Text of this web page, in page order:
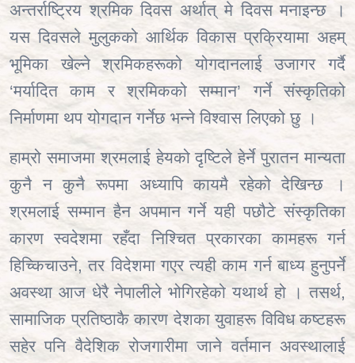
अन्तर्राष्ट्रिय श्रमिक दिवस अर्थात् मे दिवस मनाइन्छ ।
यस दिवसले मुलुकको आर्थिक विकास प्रक्रियामा अहम्
भूमिका खेल्ने श्रमिकहरूको योगदानलाई उजागर गर्दै
‘मर्यादित काम र श्रमिकको सम्मान’ गर्ने संस्कृतिको
निर्माणमा थप योगदान गर्नेछ भन्ने विश्वास लिएको छु ।
हाम्रो समाजमा श्रमलाई हेयको दृष्टिले हेर्ने पुरातन मान्यता
कुनै न कुनै रूपमा अध्यापि कायमै रहेको देखिन्छ ।
श्रमलाई सम्मान हैन अपमान गर्ने यही पछौटे संस्कृतिका
कारण स्वदेशमा रहँदा निश्चित प्रकारका कामहरू गर्न
हिच्किचाउने,तर विदेशमा गएर त्यही काम गर्न बाध्य हुनुपर्ने
अवस्था आज धेरै नेपालीले भोगिरहेको यथार्थ हो । तसर्थ,
सामाजिक प्रतिष्ठाकै कारण देशका युवाहरू विविध कष्टहरू
सहेर पनि वैदेशिक रोजगारीमा जाने वर्तमान अवस्थालाई